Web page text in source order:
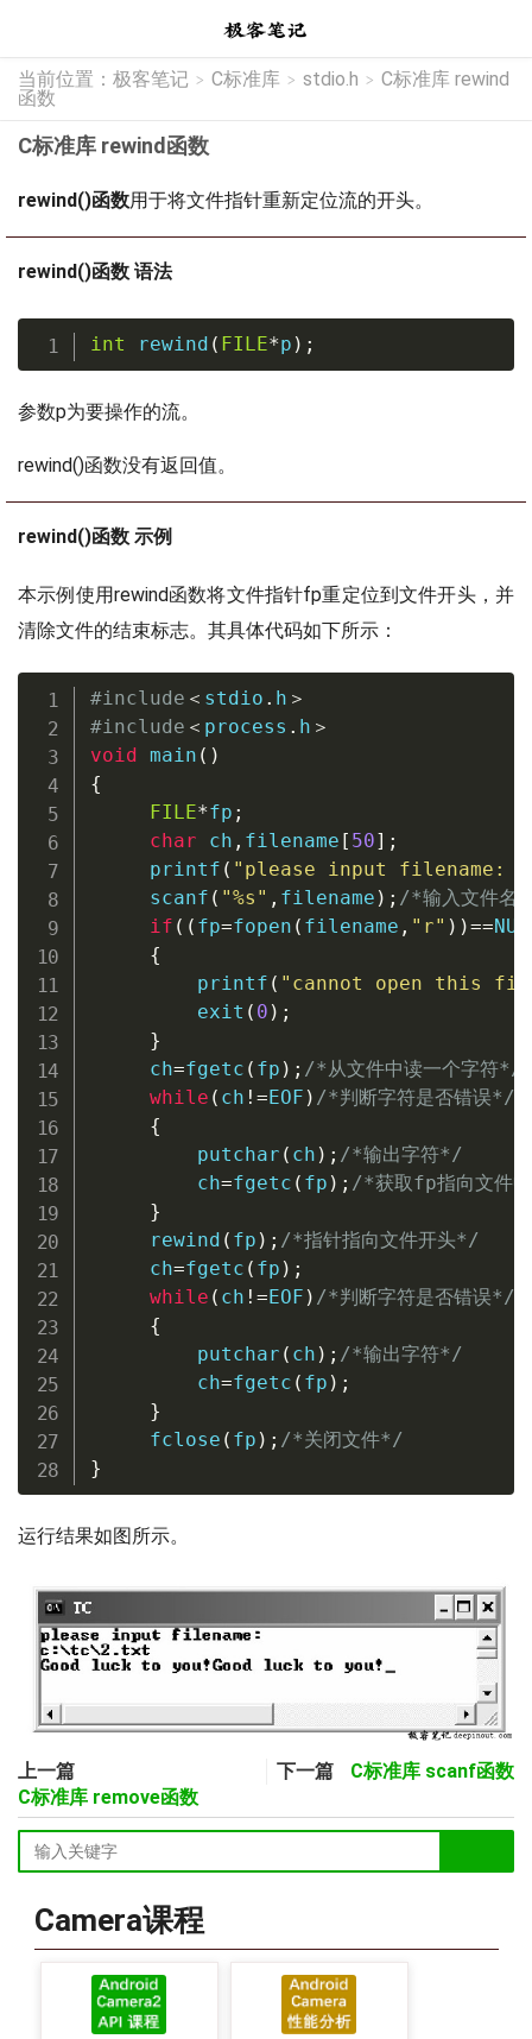
当前位置： 极客笔记 > C标准库 > stdio.h > C标准库 rewind
函数
C标准库 rewind函数
rewind()函数用于将文件指针重新定位流的开头。
rewind()函数 语法
int rewind ( FILE*p ) ;
参数p为要操作的流。
rewind()函数没有返回值。
rewind()函数 示例
本示例使用rewind函数将文件指针fp重定位到文件开头，并
清除文件的结束标志。其具体代码如下所示：
#include ＜ stdio . h ＞
#include ＜ process . h ＞
void main ( )
{
FILE*fp ;
char ch , filename [ 50] ;
printf ( "please input filename: "
scanf ( "%s" , filename ) ; /*输入文件名
if ( ( fp=fopen ( filename , "r" ) )==
{
printf ( "cannot open this
exit ( 0 ) ;
}
     ch
=fgetc ( fp ) ; /*从文件中读一个字符*/
while ( ch !=EOF ) /*判断字符是否错误*/
{
putchar ( ch ) ; /*输出字符*/
         ch
=fgetc ( fp ) ; /*获取fp指向文件
}
rewind ( fp ) ; /*指针指向文件开头*/
     ch
=fgetc ( fp ) ;
while ( ch !=EOF ) /*判断字符是否错误*/
{
putchar ( ch ) ; /*输出字符*/
         ch
=fgetc ( fp ) ;
}
fclose ( fp ) ; /*关闭文件*/
}
运行结果如图所示。
上一篇
C标准库 remove函数
下一篇 C标准库 scanf函数
Camera课程